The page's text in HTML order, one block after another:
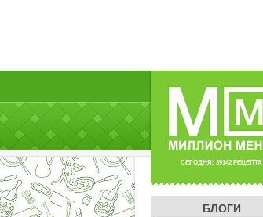
СЕГОДНЯ: 39142 РЕЦЕПТА
БЛОГИ